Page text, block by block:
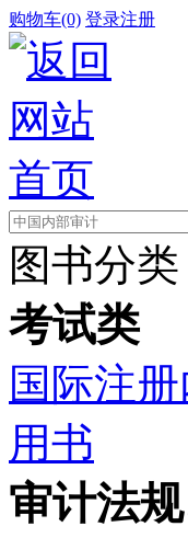
购物车(0) 登录注册
图书分类
考试类
国际注
用书
审计法